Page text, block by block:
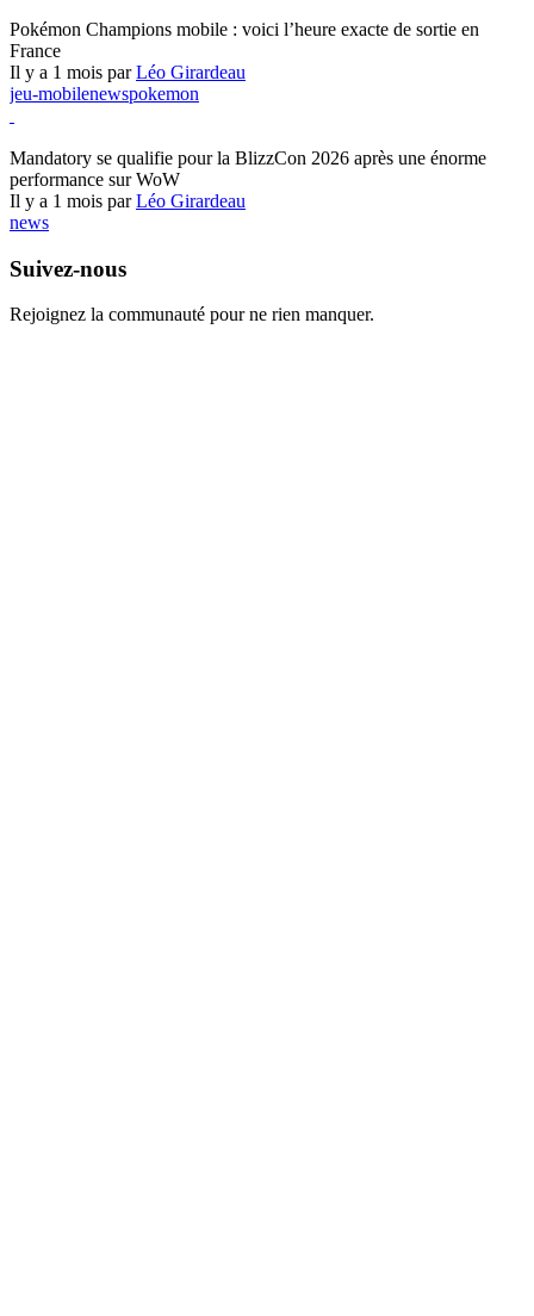
Pokémon Champions mobile : voici l’heure exacte de sortie en
France
Il y a 1 mois parLéo Girardeau
jeu-mobilenewspokemon
Mandatory se qualifie pour la BlizzCon 2026 après une énorme
performance sur WoW
Il y a 1 mois parLéo Girardeau
news
Suivez-nous
Rejoignez la communauté pour ne rien manquer.